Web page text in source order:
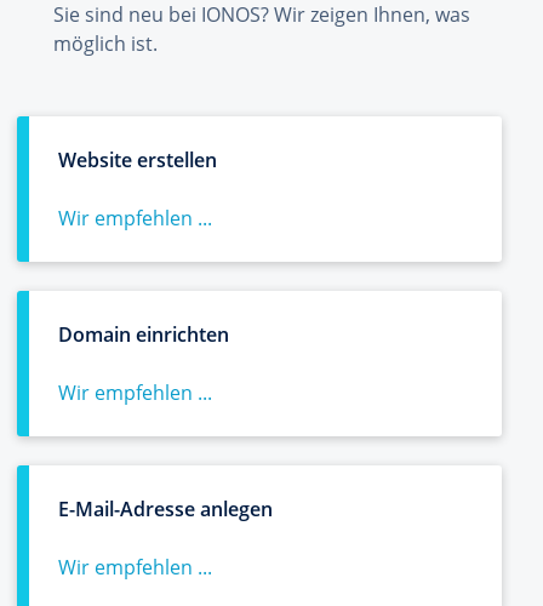
Sie sind neu bei IONOS? Wir zeigen Ihnen, was
möglich ist.
Website erstellen
Wir empfehlen ...
Domain einrichten
Wir empfehlen ...
E-Mail-Adresse anlegen
Wir empfehlen ...